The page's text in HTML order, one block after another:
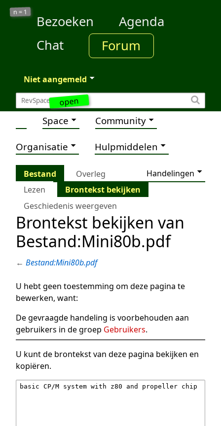
open
n = 1
Bezoeken
Agenda
Chat
Forum
Niet aangemeld
Space Community
Organisatie Hulpmiddelen
Bestand Overleg
Handelingen
Lezen
Brontekst bekijken
Geschiedenis weergeven
Brontekst bekijken van
Bestand:Mini80b.pdf
← Bestand:Mini80b.pdf
U hebt geen toestemming om deze pagina te
bewerken, want:
De gevraagde handeling is voorbehouden aan
gebruikers in de groep Gebruikers.
U kunt de brontekst van deze pagina bekijken en
kopiëren.